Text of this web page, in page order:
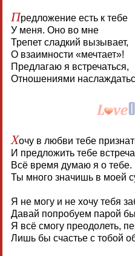
Предложение есть к тебе
У меня. Оно во мне
Трепет сладкий вызывает,
О взаимности «мечтает»!
Предлагаю я встречаться,
Отношениями
Хочу в любви тебе
И предложить тебе
Всё время думаю я о тебе.
Ты много значишь в моей
Я не могу и не хочу тебя
Давай попробуем парой
Я всё смогу преодолеть,
Лишь бы счастье с тобой